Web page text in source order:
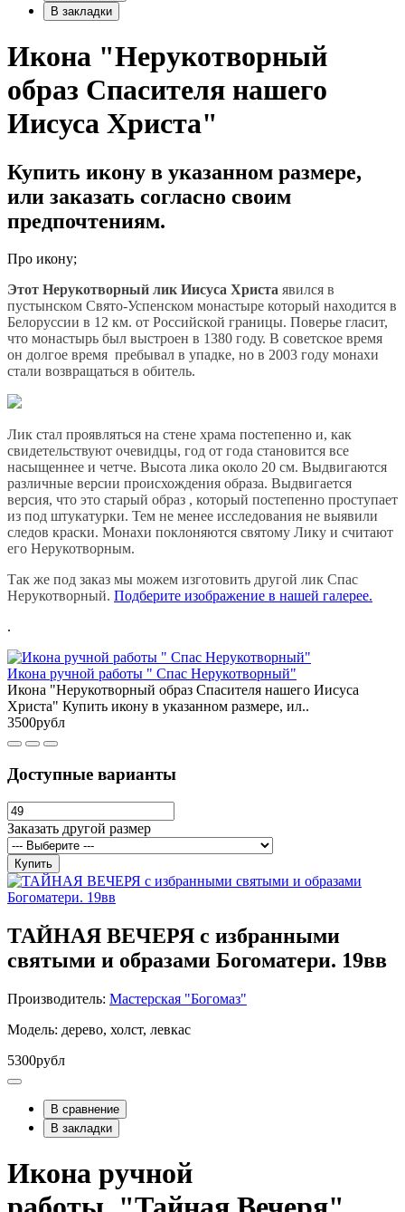
В закладки
Икона "Нерукотворный
образ Спасителя нашего
Иисуса Христа"
Купить икону в указанном размере,
или заказать согласно своим
предпочтениям.
Про икону;
Этот Нерукотворный лик Иисуса Христа явился в
пустынском Свято-Успенском монастыре который находится в
Белоруссии в 12 км. от Российской границы. Поверье гласит,
что монастырь был выстроен в 1380 году. В советское время
он долгое время пребывал в упадке, но в 2003 году монахи
стали возвращаться в обитель.
Лик стал проявляться на стене храма постепенно и, как
свидетельствуют очевидцы, год от года становится все
насыщеннее и четче. Высота лика около 20 см. Выдвигаются
различные версии происхождения образа. Выдвигается
версия, что это старый образ , который постепенно проступает
из под штукатурки. Тем не менее исследования не выявили
следов краски. Монахи поклоняются святому Лику и считают
его Нерукотворным.
Так же под заказ мы можем изготовить другой лик Спас
Нерукотворный. Подберите изображение в нашей галерее.
.
Икона ручной работы " Спас Нерукотворный"
Икона "Нерукотворный образ Спасителя нашего Иисуса
Христа" Купить икону в указанном размере, ил..
3500рубл
Доступные варианты
Заказать другой размер
Купить
ТАЙНАЯ ВЕЧЕРЯ с избранными
святыми и образами Богоматери. 19вв
Производитель: Мастерская "Богомаз"
Модель: дерево, холст, левкас
5300рубл
В сравнение
В закладки
Икона ручной